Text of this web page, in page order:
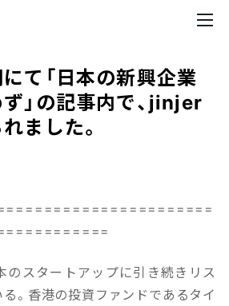
て「日本の新興企業
」の記事内で、jinjer
ました。
スタートアップに引き続きリス
。香港の投資ファンドであるタイ